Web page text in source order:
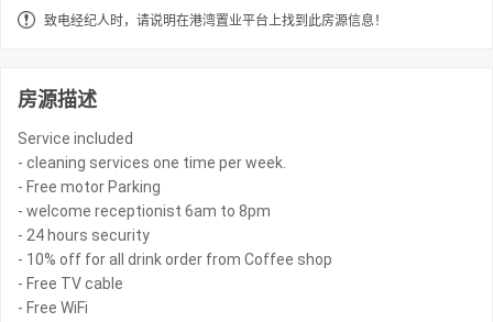
致电经纪人时，请说明在港湾置业平台上找到此房源信息！
房源描述
Service included
- cleaning services one time per week.
- Free motor Parking
- welcome receptionist 6am to 8pm
- 24 hours security
- 10% off for all drink order from Coffee shop
- Free TV cable
- Free WiFi